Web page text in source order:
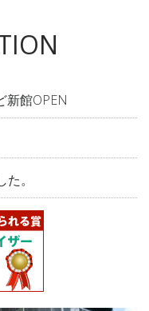
新館OPEN
。